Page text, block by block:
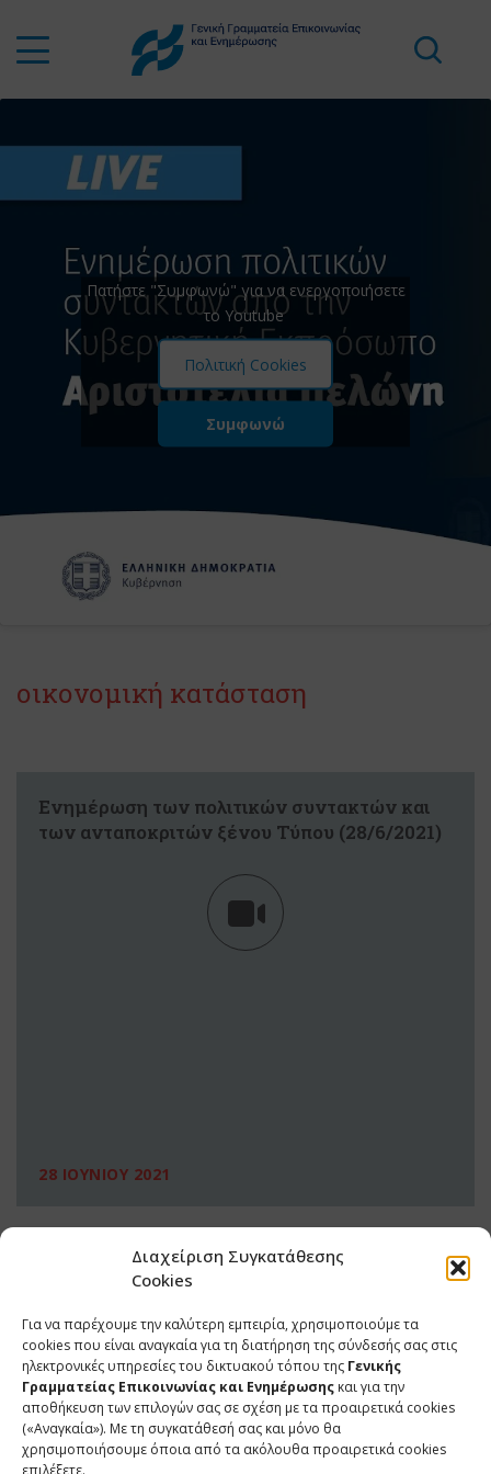
Διαχείριση Συγκατάθεσης
Cookies
Για να παρέχουμε την καλύτερη εμπειρία, χρησιμοποιούμε τα
cookies που είναι αναγκαία για τη διατήρηση της σύνδεσής σας στις
ηλεκτρονικές υπηρεσίες του δικτυακού τόπου της Γενικής
Γραμματείας Επικοινωνίας και Ενημέρωσης και για την
αποθήκευση των επιλογών σας σε σχέση με τα προαιρετικά cookies
(«Αναγκαία»). Με τη συγκατάθεσή σας και μόνο θα
χρησιμοποιήσουμε όποια από τα ακόλουθα προαιρετικά cookies
επιλέξετε.
Πατήστε "Συμφωνώ" για να ενεργοποιήσετε
το Youtube
Πολιτική Cookies
Συμφωνώ
οικονομική κατάσταση
Eνημέρωση των πολιτικών συντακτών και
των ανταποκριτών ξένου Τύπου (28/6/2021)
28 ΙΟΥΝΙΟΥ 2021
ΕΠΙΚΟΙΝΩΝΙΑ